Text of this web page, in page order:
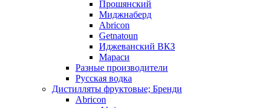
Прошянский
Миджнаберд
Abricon
Getnatoun
Иджеванский ВКЗ
Мараси
Разные производители
Русская водка
Дистилляты фруктовые; Бренди
Abricon